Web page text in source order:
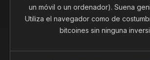
un móvil o un ordenador). Suena
Utiliza el navegador como de
bitcoines sin ninguna